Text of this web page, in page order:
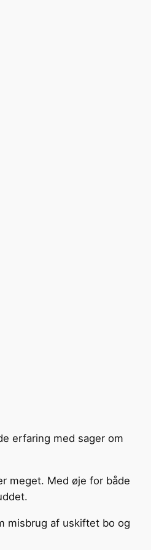
erfaring med sager om
meget. Med øje for både
misbrug af uskiftet bo og